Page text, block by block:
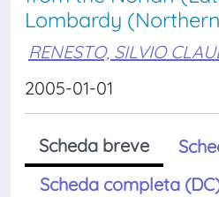
Lombardy
RENESTO, SILVIO
2005-01-01
Scheda breve
Scheda completa